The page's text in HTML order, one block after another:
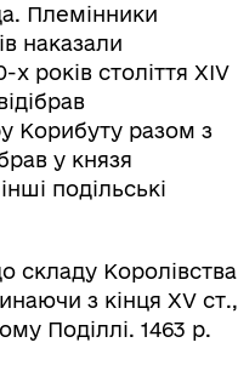
Племінники
наказали
років століття XIV
Корибуту разом з
у князя
подільські
складу Королівства
з кінця XV ст.,
Поділлі. 1463 р.